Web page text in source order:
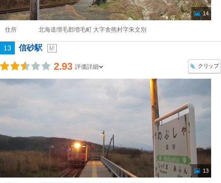
14
住所 北海道増毛郡増毛町 大字舎熊村字朱文別
13 信砂駅 駅
2.93 評価詳細 クリップ
13